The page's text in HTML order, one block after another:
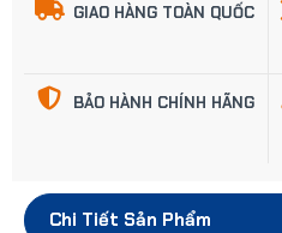
GIAO HÀNG TOÀN QUỐC
BẢO HÀNH CHÍNH HÃNG
Chi Tiết Sản Phẩm